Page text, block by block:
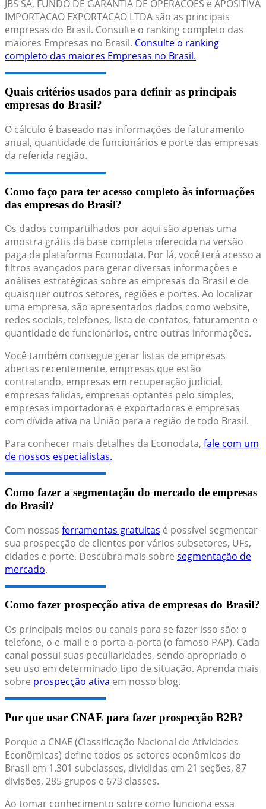
JBS SA, FUNDO DE GARANTIA DE OPERACOES e APOSITIVA
IMPORTACAO EXPORTACAO LTDA são as principais
empresas do Brasil. Consulte o ranking completo das
maiores Empresas no Brasil. Consulte o ranking
completo das maiores Empresas no Brasil.
Quais critérios usados para definir as principais
empresas do Brasil?
O cálculo é baseado nas informações de faturamento
anual, quantidade de funcionários e porte das empresas
da referida região.
Como faço para ter acesso completo às informações
das empresas do Brasil?
Os dados compartilhados por aqui são apenas uma
amostra grátis da base completa oferecida na versão
paga da plataforma Econodata. Por lá, você terá acesso a
filtros avançados para gerar diversas informações e
análises estratégicas sobre as empresas do Brasil e de
quaisquer outros setores, regiões e portes. Ao localizar
uma empresa, são apresentados dados como website,
redes sociais, telefones, lista de contatos, faturamento e
quantidade de funcionários, entre outras informações.
Você também consegue gerar listas de empresas
abertas recentemente, empresas que estão
contratando, empresas em recuperação judicial,
empresas falidas, empresas optantes pelo simples,
empresas importadoras e exportadoras e empresas
com dívida ativa na União para a região de todo Brasil.
Para conhecer mais detalhes da Econodata, fale com um
de nossos especialistas.
Como fazer a segmentação do mercado de empresas
do Brasil?
Com nossas ferramentas gratuitas é possível segmentar
sua prospecção de clientes por vários subsetores, UFs,
cidades e porte. Descubra mais sobre segmentação de
mercado.
Como fazer prospecção ativa de empresas do Brasil?
Os principais meios ou canais para se fazer isso são: o
telefone, o e-mail e o porta-a-porta (o famoso PAP). Cada
canal possui suas peculiaridades, sendo apropriado o
seu uso em determinado tipo de situação. Aprenda mais
sobre prospecção ativa em nosso blog.
Por que usar CNAE para fazer prospecção B2B?
Porque a CNAE (Classificação Nacional de Atividades
Econômicas) define todos os setores econômicos do
Brasil em 1.301 subclasses, divididas em 21 seções, 87
divisões, 285 grupos e 673 classes.
Ao tomar conhecimento sobre como funciona essa